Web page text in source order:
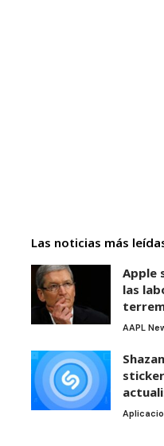
Las noticias más
Apple
las
AAPL